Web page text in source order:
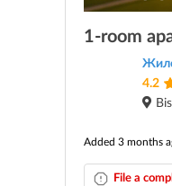
1-room
4.2
Added 3 months
File a